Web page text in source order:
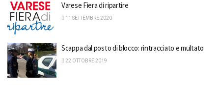
Varese Fiera di ripartire
11 SETTEMBRE 2020
Scappa dal posto di blocco: rintracciato e multato
22 OTTOBRE 2019